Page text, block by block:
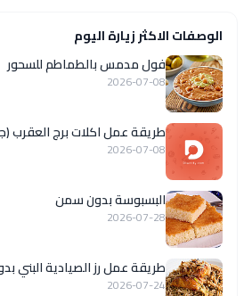
الوصفات الاكثر زيارة اليوم
فول مدمس بالطماطم للسحور
2026-07-08
طريقة عمل اكلات برج العقرب
2026-07-08
البسبوسة بدون سمن
2026-07-28
طريقة عمل رز الصيادية البني
2026-07-24